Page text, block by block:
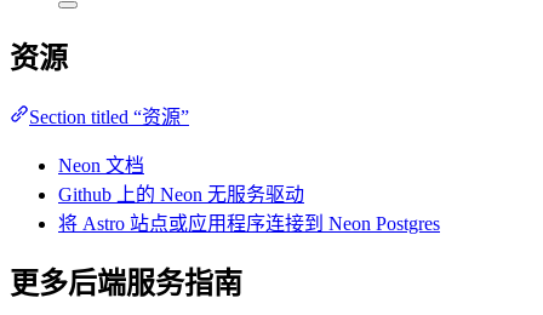
资源
Section titled “资源”
Neon 文档
Github 上的 Neon 无服务驱动
将 Astro 站点或应用程序连接到 Neon Postgres
更多后端服务指南